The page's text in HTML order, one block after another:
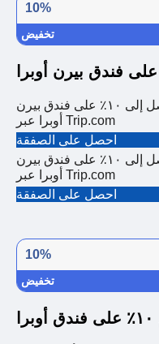
10%
تخفيض
احجز الآن واحصل على خصم يصل إلى ١٠٪ على فندق بيرن
أوبرا عبر Trip.com
احصل على الصفقة
احجز الآن واحصل على خصم يصل إلى ١٠٪ على فندق بيرن
أوبرا عبر Trip.com
احصل على الصفقة
10%
تخفيض